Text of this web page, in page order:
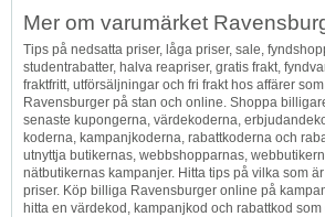
Mer om varumärket
Tips på nedsatta priser, låga priser, sale,
studentrabatter, halva reapriser, gratis frakt,
fraktfritt, utförsäljningar och fri frakt hos affärer
Ravensburger på stan och online. Shoppa
senaste kupongerna, värdekoderna,
koderna, kampanjkoderna, rabattkoderna och
utnyttja butikernas, webbshopparnas,
nätbutikernas kampanjer. Hitta tips på vilka som
priser. Köp billiga Ravensburger online på
hitta en värdekod, kampanjkod och rabattkod